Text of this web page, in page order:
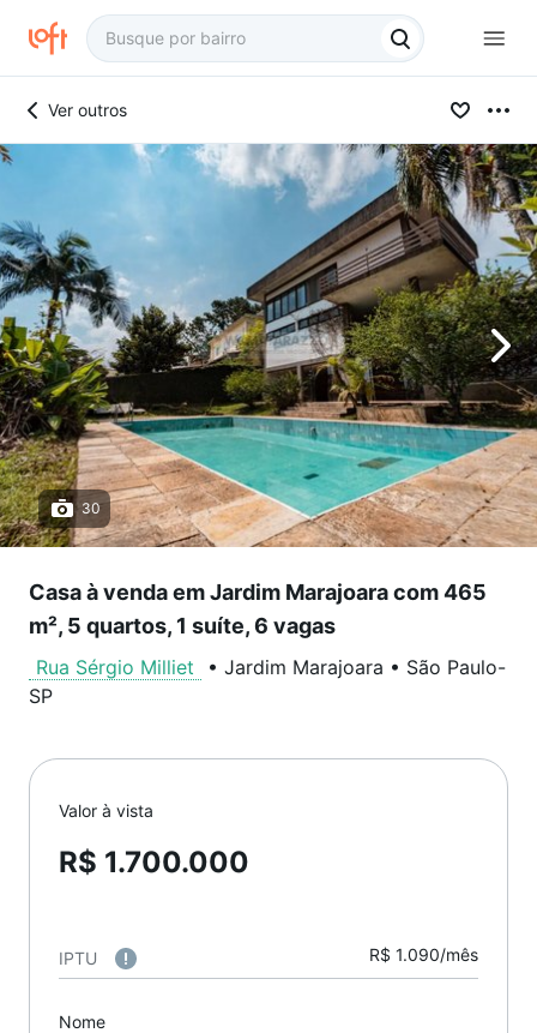
Ver outros
30
Casa à venda em Jardim Marajoara com 465
m², 5 quartos, 1 suíte, 6 vagas
Rua Sérgio Milliet • Jardim Marajoara • São Paulo-
SP
Valor à vista
R$ 1.700.000
IPTU R$ 1.090/mês
Nome